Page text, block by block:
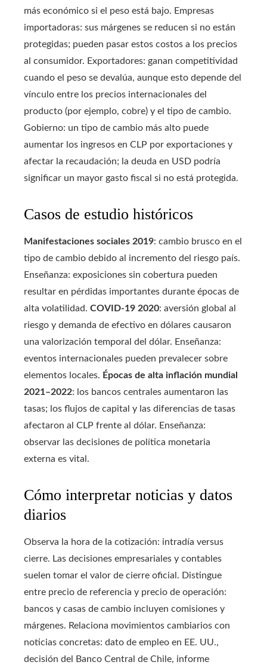
más económico si el peso está bajo. Empresas
importadoras: sus márgenes se reducen si no están
protegidas; pueden pasar estos costos a los precios
al consumidor. Exportadores: ganan competitividad
cuando el peso se devalúa, aunque esto depende del
vínculo entre los precios internacionales del
producto (por ejemplo, cobre) y el tipo de cambio.
Gobierno: un tipo de cambio más alto puede
aumentar los ingresos en CLP por exportaciones y
afectar la recaudación; la deuda en USD podría
significar un mayor gasto fiscal si no está protegida.
Casos de estudio históricos
Manifestaciones sociales 2019: cambio brusco en el
tipo de cambio debido al incremento del riesgo país.
Enseñanza: exposiciones sin cobertura pueden
resultar en pérdidas importantes durante épocas de
alta volatilidad. COVID-19 2020: aversión global al
riesgo y demanda de efectivo en dólares causaron
una valorización temporal del dólar. Enseñanza:
eventos internacionales pueden prevalecer sobre
elementos locales. Épocas de alta inflación mundial
2021–2022: los bancos centrales aumentaron las
tasas; los flujos de capital y las diferencias de tasas
afectaron al CLP frente al dólar. Enseñanza:
observar las decisiones de política monetaria
externa es vital.
Cómo interpretar noticias y datos
diarios
Observa la hora de la cotización: intradía versus
cierre. Las decisiones empresariales y contables
suelen tomar el valor de cierre oficial. Distingue
entre precio de referencia y precio de operación:
bancos y casas de cambio incluyen comisiones y
márgenes. Relaciona movimientos cambiarios con
noticias concretas: dato de empleo en EE. UU.,
decisión del Banco Central de Chile, informe